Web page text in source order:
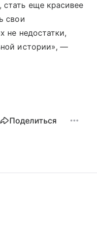
еще красивее
свои
не недостатки,
истории», —
Поделиться